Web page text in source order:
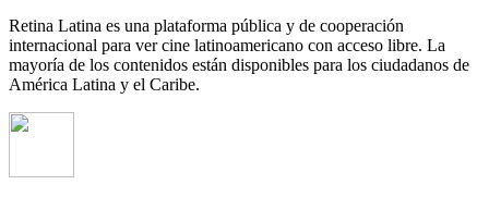
Retina Latina es una plataforma pública y de cooperación
internacional para ver cine latinoamericano con acceso libre. La
mayoría de los contenidos están disponibles para los ciudadanos de
América Latina y el Caribe.